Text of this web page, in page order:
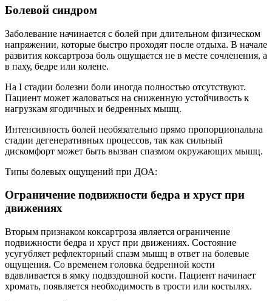
Болевой синдром
Заболевание начинается с болей при длительном физическом
напряжении, которые быстро проходят после отдыха. В начале
развития коксартроза боль ощущается не в месте сочленения, а
в паху, бедре или колене.
На I стадии болезни боли иногда полностью отсутствуют.
Пациент может жаловаться на сниженную устойчивость к
нагрузкам ягодичных и бедренных мышц.
Интенсивность болей необязательно прямо пропорциональна
стадии дегенеративных процессов, так как сильный
дискомфорт может быть вызван спазмом окружающих мышц.
Типы болевых ощущений при ДОА:
Ограничение подвижности бедра и хруст при
движениях
Вторым признаком коксартроза является ограничение
подвижности бедра и хруст при движениях. Состояние
усугубляет рефлекторный спазм мышц в ответ на болевые
ощущения. Со временем головка бедренной кости
вдавливается в ямку подвздошной кости. Пациент начинает
хромать, появляется необходимость в трости или костылях.